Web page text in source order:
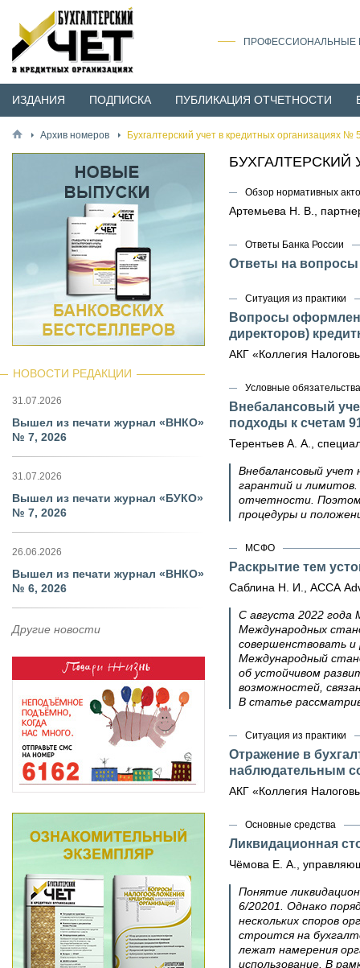
ПРОФЕССИОНАЛЬНЫЕ
ИЗДАНИЯ ПОДПИСКА ПУБЛИКАЦИЯ ОТЧЕТНОСТИ
Архив номеров Бухгалтерский учет в кредитных организациях №
БУХГАЛТЕРСКИЙ
Обзор нормативных
Артемьева Н. В.,
Ответы Банка России
Ответы на вопросы
Ситуация из практики
Вопросы
директоров)
АКГ «Коллегия
Условные обязательства
Внебалансовый
подходы к счетам
Терентьев А. А.,
Внебалансовый учет
гарантий и лимитов.
отчетности.
процедуры и
МСФО
Раскрытие тем
Саблина Н. И., АССА
С августа 2022 года
Международных
совершенствовать и
Международный
об устойчивом
возможностей,
В статье
Ситуация из практики
Отражение в
наблюдательным
АКГ «Коллегия
Основные средства
Ликвидационная
Чёмова Е. А.,
Понятие
6/20201. Однако
нескольких споров
строится на
лежат намерения
использование. В
НОВОСТИ РЕДАКЦИИ
31.07.2026
Вышел из печати журнал «ВНКО»
№ 7, 2026
31.07.2026
Вышел из печати журнал «БУКО»
№ 7, 2026
26.06.2026
Вышел из печати журнал «ВНКО»
№ 6, 2026
Другие новости